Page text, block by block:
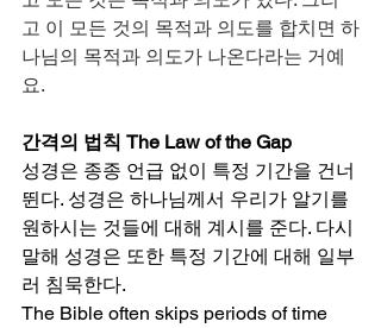
고 이 모든 것의 목적과 의도를 합치면 하
나님의 목적과 의도가 나온다라는 거예
요.
간격의 법칙 The Law of the Gap
성경은 종종 언급 없이 특정 기간을 건너
뛴다. 성경은 하나님께서 우리가 알기를
원하시는 것들에 대해 계시를 준다. 다시
말해 성경은 또한 특정 기간에 대해 일부
러 침묵한다.
The Bible often skips periods of time